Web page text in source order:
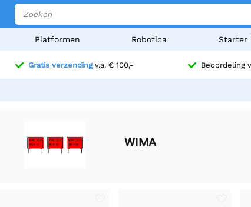
Platformen Robotica Starter
Gratis verzendingv.a. € 100,- Beoordeling
WIMA